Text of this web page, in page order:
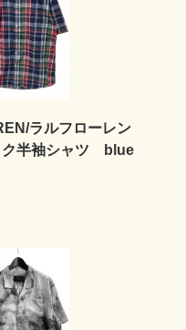
ラルフローレン
半袖シャツ blue